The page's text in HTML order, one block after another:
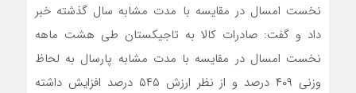
نخست امسال در مقایسه با مدت مشابه سال گذشته خبر
داد و گفت: صادرات کالا به تاجیکستان طی هشت ماهه
نخست امسال در مقایسه با مدت مشابه پارسال به لحاظ
وزنی ۴۰۹ درصد و از نظر ارزش ۵۴۵ درصد افزایش داشته